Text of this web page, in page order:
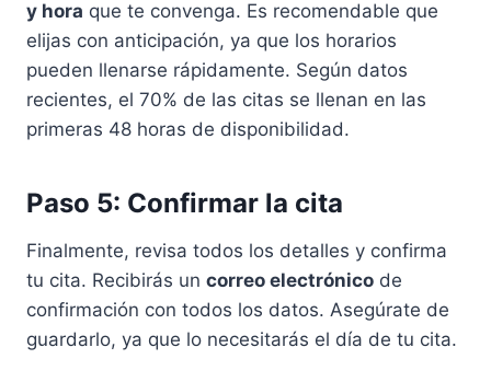
y hora que te convenga. Es recomendable que
elijas con anticipación, ya que los horarios
pueden llenarse rápidamente. Según datos
recientes, el 70% de las citas se llenan en las
primeras 48 horas de disponibilidad.
Paso 5: Confirmar la cita
Finalmente, revisa todos los detalles y confirma
tu cita. Recibirás un correo electrónico de
confirmación con todos los datos. Asegúrate de
guardarlo, ya que lo necesitarás el día de tu cita.